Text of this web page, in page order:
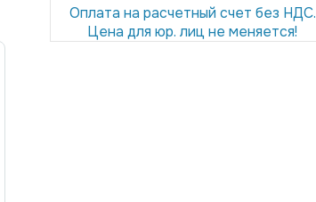
Оплата на расчетный счет без НДС.
Цена для юр. лиц не меняется!